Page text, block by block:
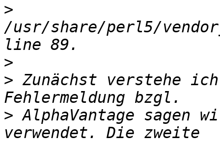
>
/usr/share/perl5/
>
> Zunächst verstehe
> AlphaVantage